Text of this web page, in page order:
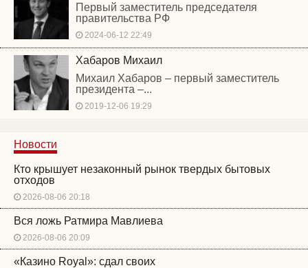
Первый заместитель председателя
правительства РФ
2024-06-12 22:49
Хабаров Михаил
Михаил Хабаров – первый заместитель
президента –...
2019-12-06 19:29
Новости
Кто крышует незаконный рынок твердых бытовых
отходов
2026-08-06 20:18
Вся ложь Ратмира Мавлиева
2026-08-06 20:09
«Казино Royal»: сдал своих